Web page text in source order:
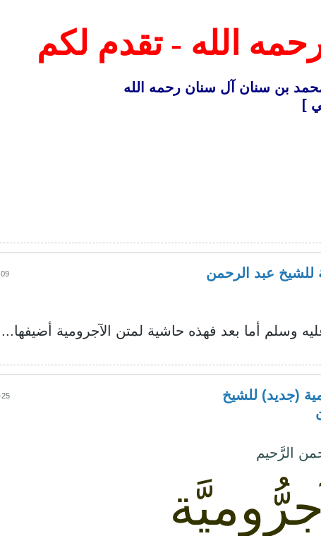
الله - تقدم لكم
بن سنان آل سنان رحمه الله
]
للشيخ عبد الرحمن
09-Jun-2015, 05:48 PM
وسلم أما بعد فهذه حاشية لمتن الآجرومية أضيفها...
(جديد) للشيخ
25-Mar-2015, 04:53 PM
الرَّحيم